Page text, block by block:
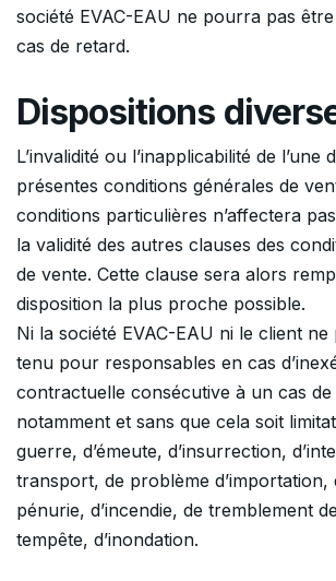
société EVAC-EAU ne pourra pas
cas de retard.
Dispositions
L’invalidité ou l’inapplicabilité de l’une
présentes conditions générales de
conditions particulières n’affectera
la validité des autres clauses des
de vente. Cette clause sera alors
disposition la plus proche possible.
Ni la société EVAC-EAU ni le client
tenu pour responsables en cas
contractuelle consécutive à un cas
notamment et sans que cela soit
guerre, d’émeute, d’insurrection,
transport, de problème d’importation,
pénurie, d’incendie, de tremblement
tempête, d’inondation.